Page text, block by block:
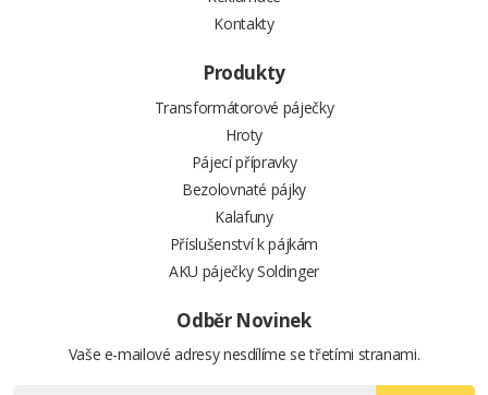
Kontakty
Produkty
Transformátorové páječky
Hroty
Pájecí přípravky
Bezolovnaté pájky
Kalafuny
Příslušenství k pájkám
AKU páječky Soldinger
Odběr Novinek
Vaše e-mailové adresy nesdílíme se třetími stranami.